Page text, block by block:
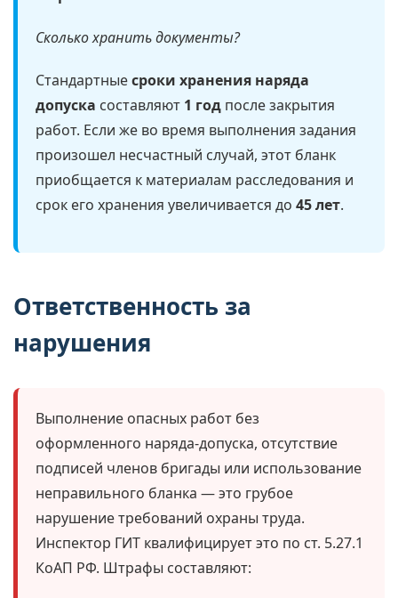
Сколько хранить документы?
Стандартныесроки хранения наряда
допуска составляют 1 год после закрытия
работ. Если же во время выполнения задания
произошел несчастный случай, этот бланк
приобщается к материалам расследования и
срок его хранения увеличивается до 45 лет.
Ответственность за
нарушения
Выполнение опасных работ без
оформленного наряда-допуска, отсутствие
подписей членов бригады или использование
неправильного бланка — это грубое
нарушение требований охраны труда.
Инспектор ГИТ квалифицирует это по ст. 5.27.1
КоАП РФ. Штрафы составляют: